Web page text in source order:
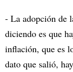
- La adopción de
diciendo es que
inflación, que es
dato que salió,